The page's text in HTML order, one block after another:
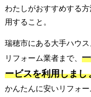
わたしがおすすめする
用すること。
瑞穂市にある大手ハウ
リフォーム業者まで、
ービスを利用しまし
かんたんに安いリフォ